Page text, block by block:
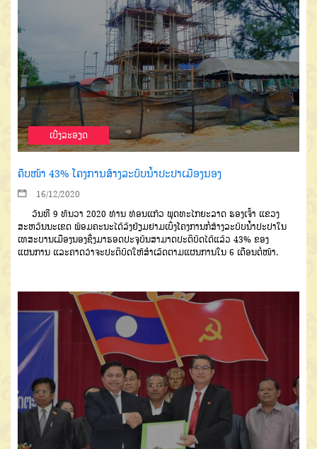
ເບີ່ງລະອຽດ
ຄືບໜ້າ 43% ໂຄງການສ້າງລະບົບນໍ້າປະປາເມືອງນອງ
16/12/2020
ວັນທີ 9 ທັນວາ 2020 ທ່ານ ທ່ອນແກ້ວ ພຸດທະໄກຍະລາດ ຮອງເຈົ້າ ແຂວງ
ສະຫວັນນະເຂດ ພ້ອມຄະນະໄດ້ລົງຢ້ຽມຢາມເບິ່ງໂຄງການກໍ່ສ້າງລະບົບນໍ້າປະປາໃນ
ເທສະບານເມືອງນອງຊຶ່ງມາຮອດປະຈຸບັນສາມາດປະຕິບັດໄດ້ແລ້ວ 43% ຂອງ
ແຜນການ ແລະຄາດວ່າຈະປະຕິບັດໃຫ້ສຳເລັດຕາມແຜນການໃນ 6 ເດືອນຕໍ່ໜ້າ.